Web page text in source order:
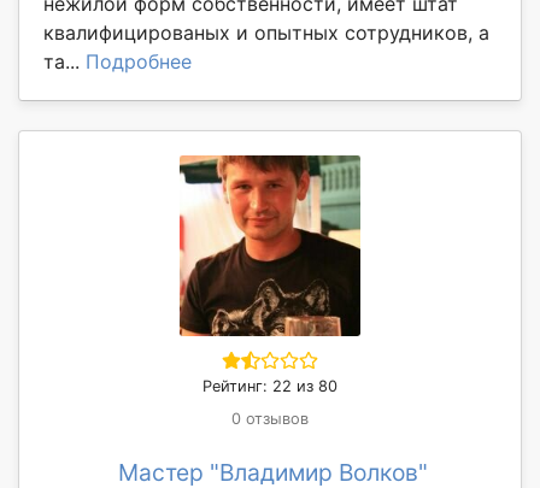
квалифицированых и опытных сотрудников, а
та... Подробнее
Рейтинг: 22 из 80
0 отзывов
Мастер "Владимир Волков"